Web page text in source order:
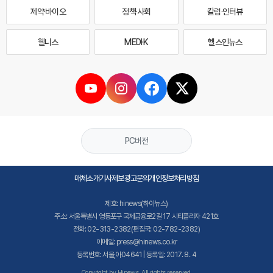
제약·바이오 정책·사회 칼럼·인터뷰
웰니스 MEDI·K 헬스인뉴스
PC버전
매체소개기사제보광고문의개인정보처리방침
제호: hinews(하이뉴스)
주소: 서울특별시 영등포구 국제금융로2길 17 시티플라자 421호
전화: 02-313-2382(편집국: 02-782-2382)
이메일: press@hinews.co.kr
등록번호: 서울,아04641 | 등록일: 2017. 8. 4